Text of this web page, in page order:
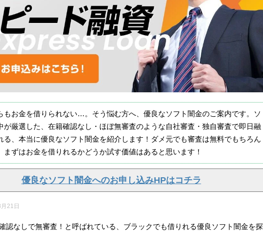
もお金を借りられない…。そう悩む方へ、優良なソフト闇金のご案内です。ソ
が厳選した、在籍確認なし・ほぼ無審査のような自社審査・独自審査で即日融
る、本当に優良なソフト闇金を紹介します！ダメ元でも審査は無料でもちろん
まずはお金を借りれるかどうか試す価値はあると思います！
優良なソフト闇金へのお申し込みHPはコチラ
21日
認なしで無審査！と呼ばれている、ブラックでも借りれる優良ソフト闇金を探